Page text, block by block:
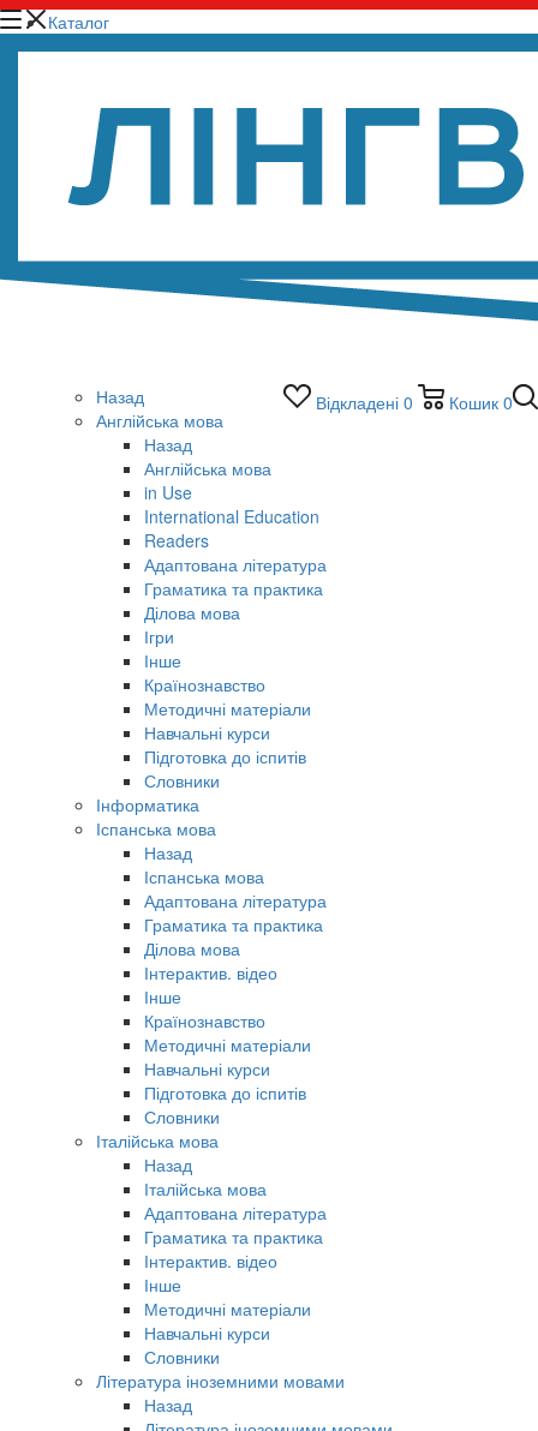
Відкладені 0 Кошик 0
Каталог
Назад
Англійська мова
Назад
Англійська мова
in Use
International Education
Readers
Адаптована література
Граматика та практика
Ділова мова
Ігри
Інше
Країнознавство
Методичні матеріали
Навчальні курси
Підготовка до іспитів
Словники
Інформатика
Іспанська мова
Назад
Іспанська мова
Адаптована література
Граматика та практика
Ділова мова
Інтерактив. відео
Інше
Країнознавство
Методичні матеріали
Навчальні курси
Підготовка до іспитів
Словники
Італійська мова
Назад
Італійська мова
Адаптована література
Граматика та практика
Інтерактив. відео
Інше
Методичні матеріали
Навчальні курси
Словники
Література іноземними мовами
Назад